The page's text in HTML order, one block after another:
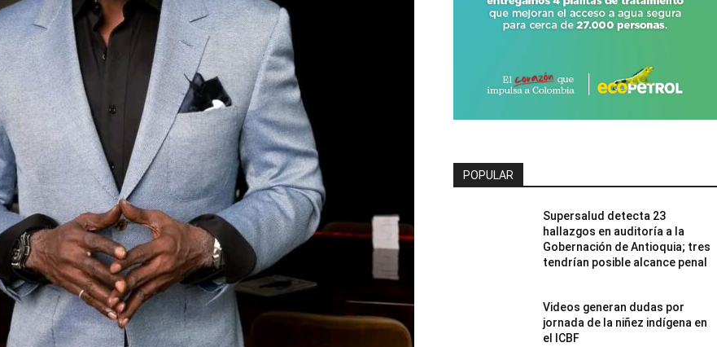
POPULAR
Supersalud detecta 23
hallazgos en auditoría a la
Gobernación de Antioquia; tres
tendrían posible alcance penal
Videos generan dudas por
jornada de la niñez indígena en
el ICBF